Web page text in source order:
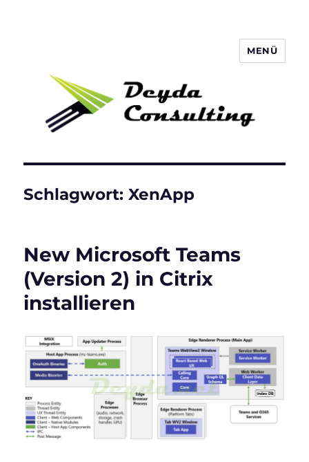
MENÜ
Schlagwort:XenApp
New Microsoft Teams
(Version 2) in Citrix
installieren